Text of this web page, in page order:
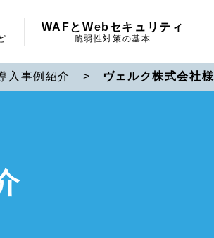
WAFとWebセキュリティ
脆弱性対策の基本
入事例紹介 > ヴェルク株式会社様